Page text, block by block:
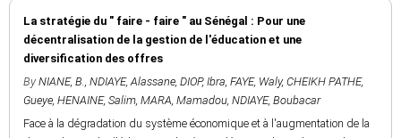
La stratégie du " faire - faire " au Sénégal : Pour une
décentralisation de la gestion de l'éducation et une
diversification des offres
By NIANE, B., NDIAYE, Alassane, DIOP, Ibra, FAYE, Waly, CHEIKH PATHE,
Gueye, HENAINE, Salim, MARA, Mamadou, NDIAYE, Boubacar
Face à la dégradation du système économique et à l'augmentation de la